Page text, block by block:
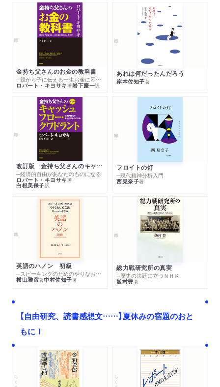
金持ち父さんのお金の教科書
─親から子に伝える一生お金に困らない考え方
ロバート・キヨサキ著岩下慶一訳
あれは何だったんだろう
岸本佐知子著
改訂版 金持ち父さんのキャッシュフロー・クワドラント
─経済的自由があなたのものになる
ロバート・キヨサキ著
白根美保子訳
フロイトの灯
─現代精神分析入門
西見奈子著
英語のハノン 初級
─スピーキングのためのやりなおし英文法スーパードリル
横山雅彦著中村佐知子著
総力戦研究所の真実
─歴史の法廷に立つＮＨＫ
飯村豊著
【自由研究、読書感想文……】夏休みの宿題のおと
もに！
ちくま文庫 ちくま学芸文庫